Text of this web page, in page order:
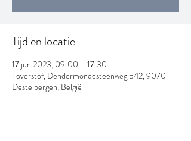
Tijd en locatie
17 jun 2023, 09:00 – 17:30
Toverstof, Dendermondesteenweg 542, 9070
Destelbergen, België